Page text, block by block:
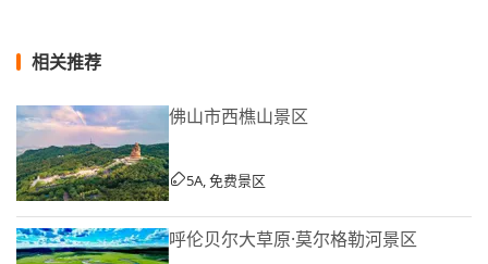
相关推荐
佛山市西樵山景区
5A, 免费景区
呼伦贝尔大草原·莫尔格勒河景区